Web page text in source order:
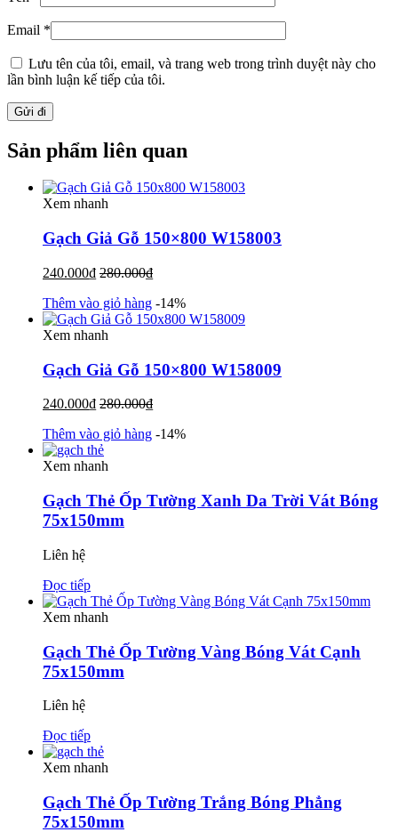
Email *
Lưu tên của tôi, email, và trang web trong trình duyệt này cho
lần bình luận kế tiếp của tôi.
Sản phẩm liên quan
Xem nhanh
Gạch Giả Gỗ 150×800 W158003
240.000₫ 280.000₫
Thêm vào giỏ hàng -14%
Xem nhanh
Gạch Giả Gỗ 150×800 W158009
240.000₫ 280.000₫
Thêm vào giỏ hàng -14%
Xem nhanh
Gạch Thẻ Ốp Tường Xanh Da Trời Vát Bóng
75x150mm
Liên hệ
Đọc tiếp
Xem nhanh
Gạch Thẻ Ốp Tường Vàng Bóng Vát Cạnh
75x150mm
Liên hệ
Đọc tiếp
Xem nhanh
Gạch Thẻ Ốp Tường Trắng Bóng Phẳng
75x150mm